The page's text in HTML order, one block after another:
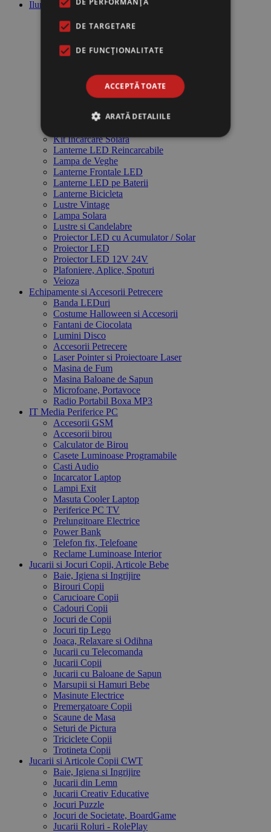
Iluminat
Lanterne Profesionale Yemao
Lanterna de Mana LED Yemao
Acumulatori si Incarcatoare
Becuri cu LED
Felinare de Gradina
Kit Incarcare Solara
Lanterne LED Reincarcabile
Lampa de Veghe
Lanterne Frontale LED
Lanterne LED pe Baterii
Lanterne Bicicleta
Lustre Vintage
Lampa Solara
Lustre si Candelabre
Proiector LED cu Acumulator / Solar
Proiector LED
Proiector LED 12V 24V
Plafoniere, Aplice, Spoturi
Veioza
Echipamente si Accesorii Petrecere
Banda LEDuri
Costume Halloween si Accesorii
Fantani de Ciocolata
Lumini Disco
Accesorii Petrecere
Laser Pointer si Proiectoare Laser
Masina de Fum
Masina Baloane de Sapun
Microfoane, Portavoce
Radio Portabil Boxa MP3
IT Media Periferice PC
Accesorii GSM
Accesorii birou
Calculator de Birou
Casete Luminoase Programabile
Casti Audio
Incarcator Laptop
Lampi Exit
Masuta Cooler Laptop
Periferice PC TV
Prelungitoare Electrice
Power Bank
Telefon fix, Telefoane
Reclame Luminoase Interior
Jucarii si Jocuri Copii, Articole Bebe
Baie, Igiena si Ingrijire
Birouri Copii
Carucioare Copii
Cadouri Copii
Jocuri de Copii
Jocuri tip Lego
Joaca, Relaxare si Odihna
Jucarii cu Telecomanda
Jucarii Copii
Jucarii cu Baloane de Sapun
Marsupii si Hamuri Bebe
Masinute Electrice
Premergatoare Copii
Scaune de Masa
Seturi de Pictura
Triciclete Copii
Trotineta Copii
Jucarii si Articole Copii CWT
Baie, Igiena si Ingrijire
Jucarii din Lemn
Jucarii Creativ Educative
Jocuri Puzzle
Jocuri de Societate, BoardGame
Jucarii Roluri - RolePlay
DE TARGETARE
DE FUNCŢIONALITATE
ACCEPTĂ TOATE
ARATĂ DETALIILE